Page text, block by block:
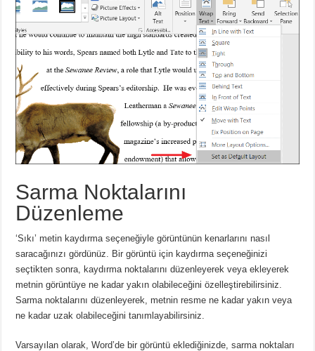
Sarma Noktalarını
Düzenleme
‘Sıkı’ metin kaydırma seçeneğiyle görüntünün kenarlarını nasıl
saracağınızı gördünüz. Bir görüntü için kaydırma seçeneğinizi
seçtikten sonra, kaydırma noktalarını düzenleyerek veya ekleyerek
metnin görüntüye ne kadar yakın olabileceğini özelleştirebilirsiniz.
Sarma noktalarını düzenleyerek, metnin resme ne kadar yakın veya
ne kadar uzak olabileceğini tanımlayabilirsiniz.
Varsayılan olarak, Word’de bir görüntü eklediğinizde, sarma noktaları